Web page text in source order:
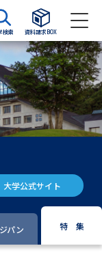
検索 資料請求BOX
料検索
ンフ
通テスト利用選抜の
大学公式サイト
パン 特 集